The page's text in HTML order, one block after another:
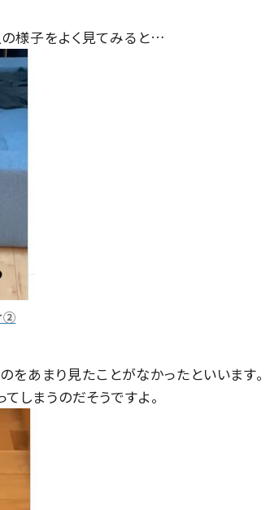
様子をよく見てみると…
②
あまり見たことがなかったといいます。
しまうのだそうですよ。